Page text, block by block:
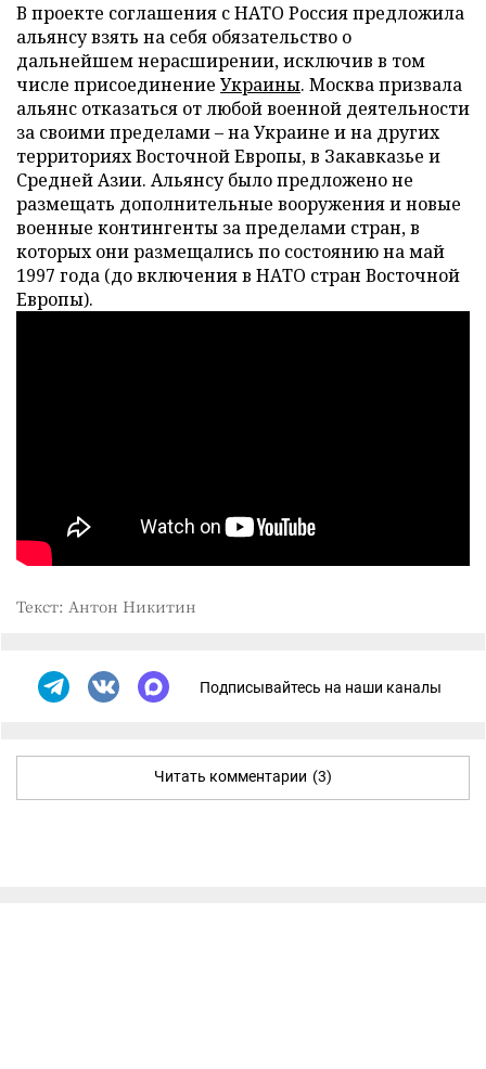
В проекте соглашения с НАТО Россия предложила
альянсу взять на себя обязательство о
дальнейшем нерасширении, исключив в том
числе присоединение Украины. Москва призвала
альянс отказаться от любой военной деятельности
за своими пределами – на Украине и на других
территориях Восточной Европы, в Закавказье и
Средней Азии. Альянсу было предложено не
размещать дополнительные вооружения и новые
военные контингенты за пределами стран, в
которых они размещались по состоянию на май
1997 года (до включения в НАТО стран Восточной
Европы).
Текст: Антон Никитин
Подписывайтесь на наши каналы
Читать комментарии (3)